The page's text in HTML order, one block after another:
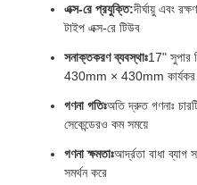
এক্স-রে প্রযুক্তি:দীর্ঘায়ু এবং
টাইপ এক্স-রে টিউব
সনাক্তকরণ ব্যবস্থাঃ17" সুপার
430mm × 430mm কার্যকর
গণনা গতিঃঅতি দ্রুত গণনাঃ
সেকেন্ডেরও কম সময়ে
গণনা ক্ষমতাঃআর্দ্রতা বাধা
সমর্থন করে